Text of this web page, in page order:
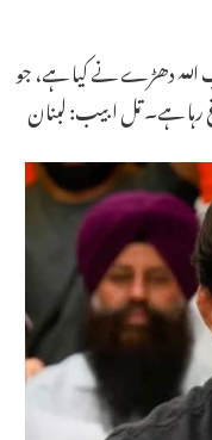
اللہ دھڑے نے کیا ہے، جو
رہا ہے۔ تل ابیب: لبنان